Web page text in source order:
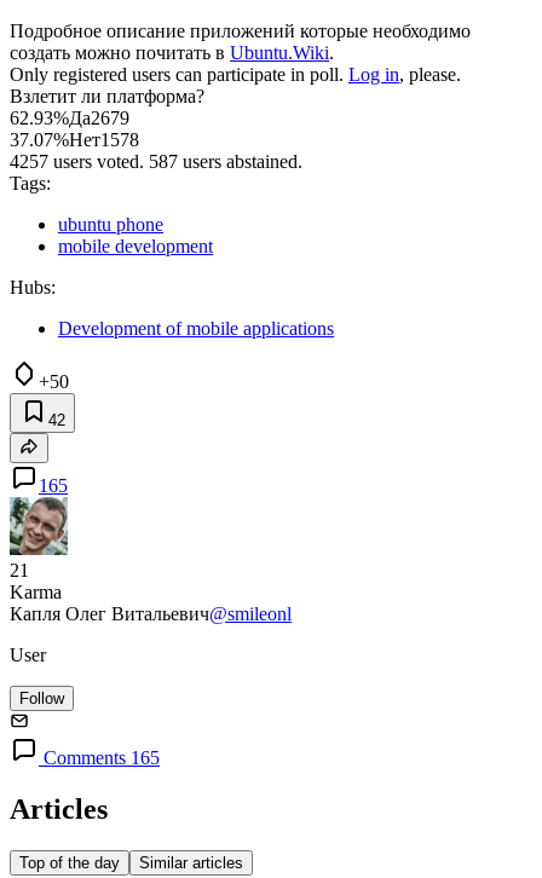
Подробное описание приложений которые необходимо
создать можно почитать в Ubuntu.Wiki.
Only registered users can participate in poll. Log in, please.
Взлетит ли платформа?
62.93%Да2679
37.07%Нет1578
4257 users voted. 587 users abstained.
Tags:
ubuntu phone
mobile development
Hubs:
Development of mobile applications
+50
42
165
21
Karma
Капля Олег Витальевич@smileonl
User
Follow
Comments 165
Articles
Top of the day Similar articles